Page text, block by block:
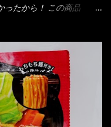
型Bigカップだと、スー
起こり、表層が泡立っ
ップ丼型です。 こちら
満遍なく全体に行き渡
プは最後に移すとこうな
一部粉末スープが縦型
箸等で落としてホワイ
たから！ この商品
い） リニューアル前の
ップ麺の方が話題性も
のを食べても・・・しょ
に、外国の人には尚更ね
われる程だが、10年位前
ゃん正麺』と云われる商